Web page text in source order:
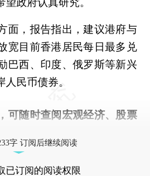
，报告指出，建议港府与
宽目前香港居民每日最多兑
巴西、印度、俄罗斯等新兴
民币债券。
，可随时查阅宏观经济、股票
字 订阅后继续阅读
已订阅的阅读权限